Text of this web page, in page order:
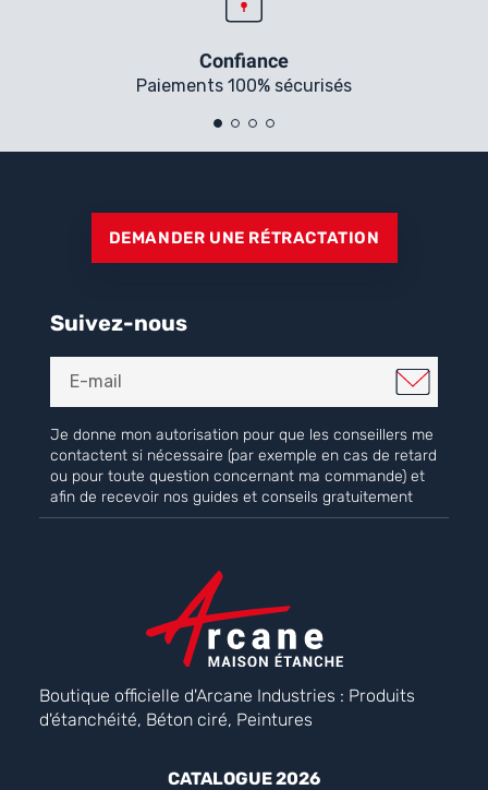
Confiance
Paiements 100% sécurisés
DEMANDER UNE RÉTRACTATION
Suivez-nous
Je donne mon autorisation pour que les conseillers me
contactent si nécessaire (par exemple en cas de retard
ou pour toute question concernant ma commande) et
afin de recevoir nos guides et conseils gratuitement
Boutique officielle d'Arcane Industries : Produits
d'étanchéité, Béton ciré, Peintures
CATALOGUE 2026